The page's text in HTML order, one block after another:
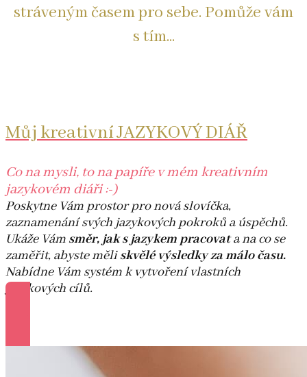
stráveným časem pro sebe. Pomůže vám
s tím...
Můj kreativní JAZYKOVÝ DIÁŘ
Co na mysli, to na papíře v mém kreativním
jazykovém diáři :-)
Poskytne Vám prostor pro nová slovíčka,
zaznamenání svých jazykových pokroků a úspěchů.
Ukáže Vám směr, jak s jazykem pracovata na co se
zaměřit, abyste měliskvělé výsledky za málo času.
Nabídne Vám systém k vytvoření vlastních
jazykových cílů.